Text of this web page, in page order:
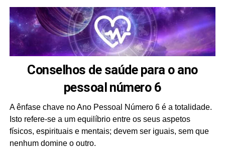
Conselhos de saúde para o ano
pessoal número 6
A ênfase chave no Ano Pessoal Número 6 é a totalidade.
Isto refere-se a um equilíbrio entre os seus aspetos
físicos, espirituais e mentais; devem ser iguais, sem que
nenhum domine o outro.